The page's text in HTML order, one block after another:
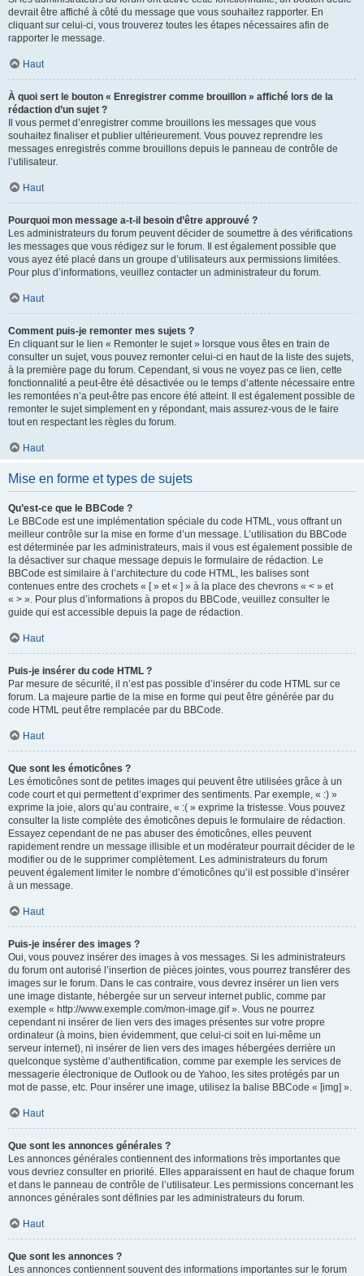
devrait être affiché à côté du message que vous souhaitez rapporter. En
cliquant sur celui-ci, vous trouverez toutes les étapes nécessaires afin de
rapporter le message.
Haut
À quoi sert le bouton « Enregistrer comme brouillon » affiché lors de la
rédaction d’un sujet ?
Il vous permet d’enregistrer comme brouillons les messages que vous
souhaitez finaliser et publier ultérieurement. Vous pouvez reprendre les
messages enregistrés comme brouillons depuis le panneau de contrôle de
l’utilisateur.
Haut
Pourquoi mon message a-t-il besoin d’être approuvé ?
Les administrateurs du forum peuvent décider de soumettre à des vérifications
les messages que vous rédigez sur le forum. Il est également possible que
vous ayez été placé dans un groupe d’utilisateurs aux permissions limitées.
Pour plus d’informations, veuillez contacter un administrateur du forum.
Haut
Comment puis-je remonter mes sujets ?
En cliquant sur le lien « Remonter le sujet » lorsque vous êtes en train de
consulter un sujet, vous pouvez remonter celui-ci en haut de la liste des sujets,
à la première page du forum. Cependant, si vous ne voyez pas ce lien, cette
fonctionnalité a peut-être été désactivée ou le temps d’attente nécessaire entre
les remontées n’a peut-être pas encore été atteint. Il est également possible de
remonter le sujet simplement en y répondant, mais assurez-vous de le faire
tout en respectant les règles du forum.
Haut
Mise en forme et types de sujets
Qu’est-ce que le BBCode ?
Le BBCode est une implémentation spéciale du code HTML, vous offrant un
meilleur contrôle sur la mise en forme d’un message. L’utilisation du BBCode
est déterminée par les administrateurs, mais il vous est également possible de
la désactiver sur chaque message depuis le formulaire de rédaction. Le
BBCode est similaire à l’architecture du code HTML, les balises sont
contenues entre des crochets « [ » et « ] » à la place des chevrons « < » et
« > ». Pour plus d’informations à propos du BBCode, veuillez consulter le
guide qui est accessible depuis la page de rédaction.
Haut
Puis-je insérer du code HTML ?
Par mesure de sécurité, il n’est pas possible d’insérer du code HTML sur ce
forum. La majeure partie de la mise en forme qui peut être générée par du
code HTML peut être remplacée par du BBCode.
Haut
Que sont les émoticônes ?
Les émoticônes sont de petites images qui peuvent être utilisées grâce à un
code court et qui permettent d’exprimer des sentiments. Par exemple, « :) »
exprime la joie, alors qu’au contraire, « :( » exprime la tristesse. Vous pouvez
consulter la liste complète des émoticônes depuis le formulaire de rédaction.
Essayez cependant de ne pas abuser des émoticônes, elles peuvent
rapidement rendre un message illisible et un modérateur pourrait décider de le
modifier ou de le supprimer complètement. Les administrateurs du forum
peuvent également limiter le nombre d’émoticônes qu’il est possible d’insérer
à un message.
Haut
Puis-je insérer des images ?
Oui, vous pouvez insérer des images à vos messages. Si les administrateurs
du forum ont autorisé l’insertion de pièces jointes, vous pourrez transférer des
images sur le forum. Dans le cas contraire, vous devrez insérer un lien vers
une image distante, hébergée sur un serveur internet public, comme par
exemple « http://www.exemple.com/mon-image.gif ». Vous ne pourrez
cependant ni insérer de lien vers des images présentes sur votre propre
ordinateur (à moins, bien évidemment, que celui-ci soit en lui-même un
serveur internet), ni insérer de lien vers des images hébergées derrière un
quelconque système d’authentification, comme par exemple les services de
messagerie électronique de Outlook ou de Yahoo, les sites protégés par un
mot de passe, etc. Pour insérer une image, utilisez la balise BBCode « [img] ».
Haut
Que sont les annonces générales ?
Les annonces générales contiennent des informations très importantes que
vous devriez consulter en priorité. Elles apparaissent en haut de chaque forum
et dans le panneau de contrôle de l’utilisateur. Les permissions concernant les
annonces générales sont définies par les administrateurs du forum.
Haut
Que sont les annonces ?
Les annonces contiennent souvent des informations importantes sur le forum